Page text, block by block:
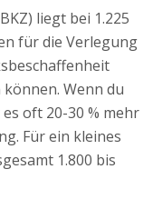
liegt bei 1.225
für die Verlegung
können. Wenn du
oft 20-30 % mehr
Für ein kleines
1.800 bis